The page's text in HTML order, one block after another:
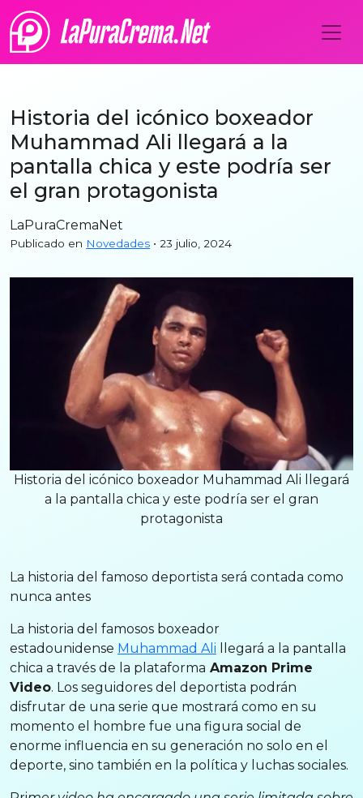
Historia del icónico boxeador
Muhammad Ali llegará a la
pantalla chica y este podría ser
el gran protagonista
LaPuraCremaNet
Publicado en Novedades • 23 julio, 2024
Historia del icónico boxeador Muhammad Ali llegará
a la pantalla chica y este podría ser el gran
protagonista
La historia del famoso deportista será contada como
nunca antes
La historia del famosos boxeador
estadounidense Muhammad Ali llegará a la pantalla
chica a través de la plataforma Amazon Prime
Video. Los seguidores del deportista podrán
disfrutar de una serie que mostrará como en su
momento el hombre fue una figura social de
enorme influencia en su generación no solo en el
deporte, sino también en la política y luchas sociales.